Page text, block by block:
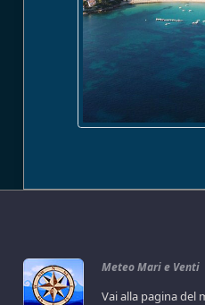
Meteo Mari e Venti
Vai alla pagina del